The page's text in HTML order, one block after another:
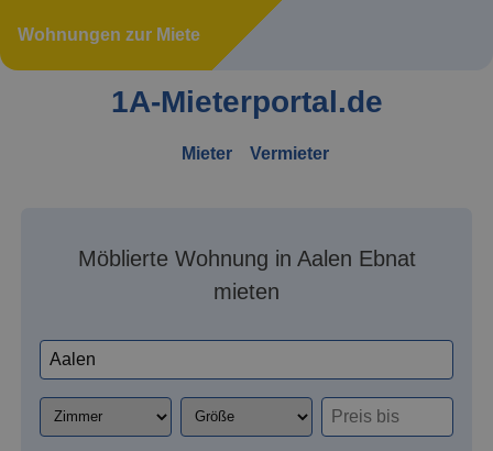
Wohnungen zur Miete
1A-Mieterportal.de
Mieter Vermieter
Möblierte Wohnung in Aalen Ebnat
mieten